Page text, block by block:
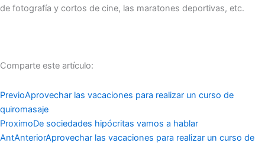
de fotografía y cortos de cine, las maratones deportivas, etc.
Comparte este artículo:
PrevioAprovechar las vacaciones para realizar un curso de
quiromasaje
ProximoDe sociedades hipócritas vamos a hablar
AntAnteriorAprovechar las vacaciones para realizar un curso de